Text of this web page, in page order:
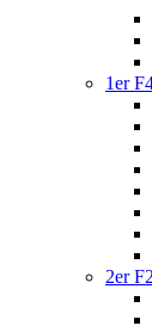
1er
2er